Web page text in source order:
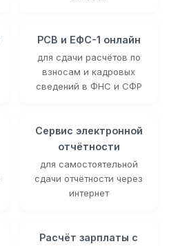
РСВ и ЕФС-1 онлайн
для сдачи расчётов по
взносам и кадровых
сведений в ФНС и СФР
Сервис электронной
отчётности
для самостоятельной
сдачи отчётности через
интернет
Расчёт зарплаты с